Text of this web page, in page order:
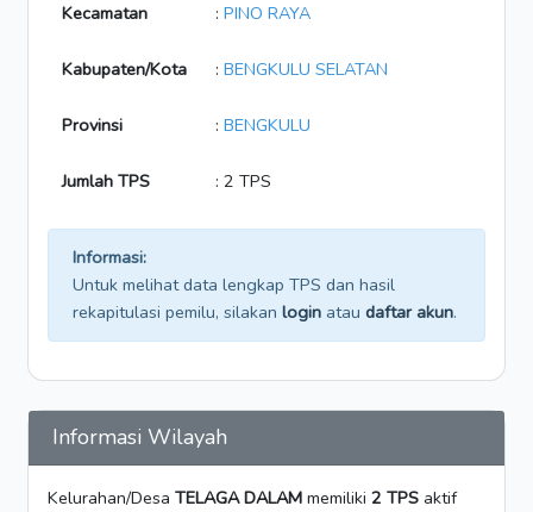
Kecamatan : PINO RAYA
Kabupaten/Kota : BENGKULU SELATAN
Provinsi : BENGKULU
Jumlah TPS : 2 TPS
Informasi:
Untuk melihat data lengkap TPS dan hasil
rekapitulasi pemilu, silakan login atau daftar akun.
Informasi Wilayah
Kelurahan/Desa TELAGA DALAM memiliki 2 TPS aktif